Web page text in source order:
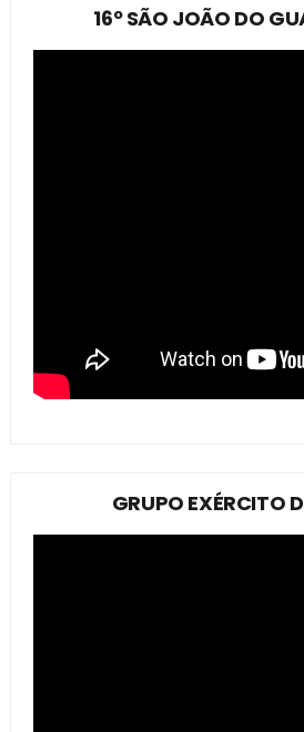
16º SÃO JOÃO DO
GRUPO EXÉRCITO